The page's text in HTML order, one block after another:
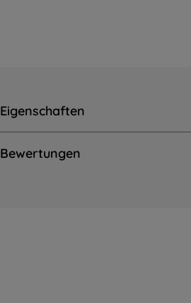
Eigenschaften
Bewertungen